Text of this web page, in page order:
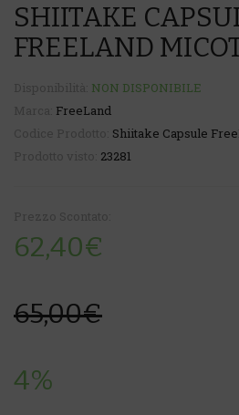
SHIITAKE
FREELAND
NON DISPONIBILE
FreeLand
Shiitake Capsule
23281
62,40€
65,00€
4%